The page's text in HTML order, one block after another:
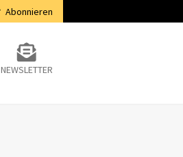
Abonnieren
NEWSLETTER